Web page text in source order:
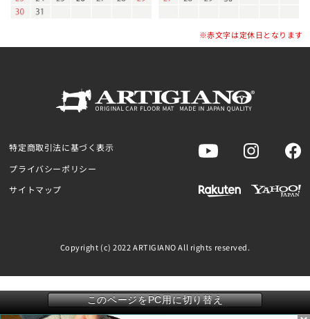
※赤文字は定休日となります
特定商取引法に基づく表示
プライバシーポリシー
サイトマップ
Copyright (c) 2022 ARTIGIANO All rights reserved.
このページをPC用に切り替え